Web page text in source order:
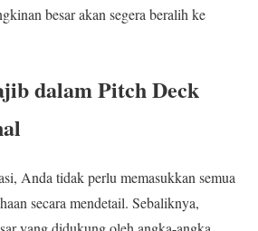
besar akan segera beralih ke
dalam Pitch Deck
Anda tidak perlu memasukkan semua
secara mendetail. Sebaliknya,